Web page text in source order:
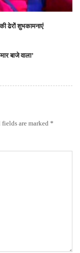
ढेरों शुभकामनाएं
बाजे वाला’
are marked *